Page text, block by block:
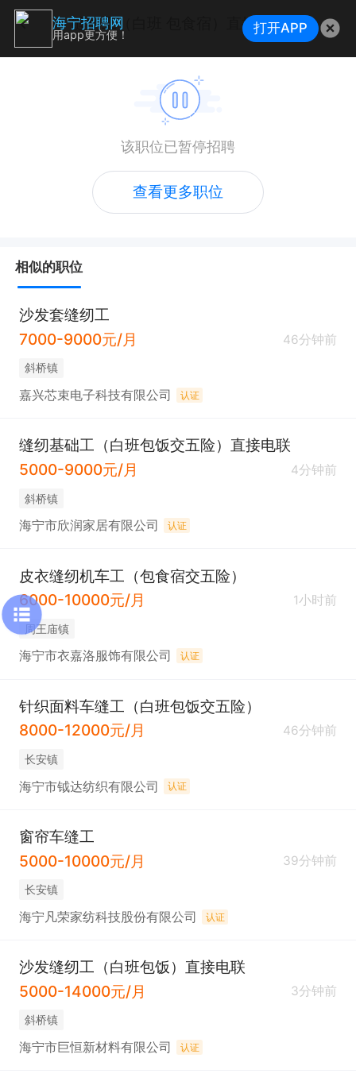
缝纫工（白班 包食宿）直接电联
该职位已暂停招聘
查看更多职位
相似的职位
沙发套缝纫工
7000-9000元/月
46分钟前
斜桥镇
嘉兴芯束电子科技有限公司 认证
缝纫基础工（白班包饭交五险）直接电联
5000-9000元/月
4分钟前
斜桥镇
海宁市欣润家居有限公司 认证
皮衣缝纫机车工（包食宿交五险）
6000-10000元/月
1小时前
周王庙镇
海宁市衣嘉洛服饰有限公司 认证
针织面料车缝工（白班包饭交五险）
8000-12000元/月
46分钟前
长安镇
海宁市钺达纺织有限公司 认证
窗帘车缝工
5000-10000元/月
39分钟前
长安镇
海宁凡荣家纺科技股份有限公司 认证
沙发缝纫工（白班包饭）直接电联
5000-14000元/月
3分钟前
斜桥镇
海宁市巨恒新材料有限公司 认证
海宁招聘网
用app更方便！ 打开APP